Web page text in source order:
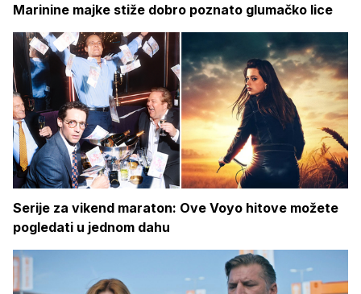
Marinine majke stiže dobro poznato glumačko lice
Serije za vikend maraton: Ove Voyo hitove možete
pogledati u jednom dahu